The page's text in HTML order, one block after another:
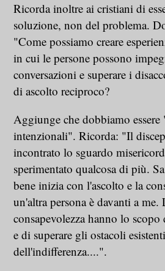
Ricorda inoltre ai cristiani di
soluzione, non del problema.
"Come possiamo creare
in cui le persone possono
conversazioni e superare i
di ascolto reciproco?
Aggiunge che dobbiamo essere
intenzionali". Ricorda: "Il
incontrato lo sguardo
sperimentato qualcosa di più.
bene inizia con l'ascolto e la
un'altra persona è davanti a me.
consapevolezza hanno lo
e di superare gli ostacoli
dell'indifferenza....".